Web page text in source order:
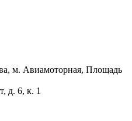
м. Авиамоторная, Площадь
д. 6, к. 1